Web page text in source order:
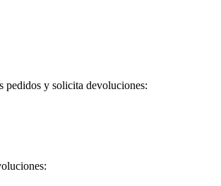
pedidos y solicita devoluciones: